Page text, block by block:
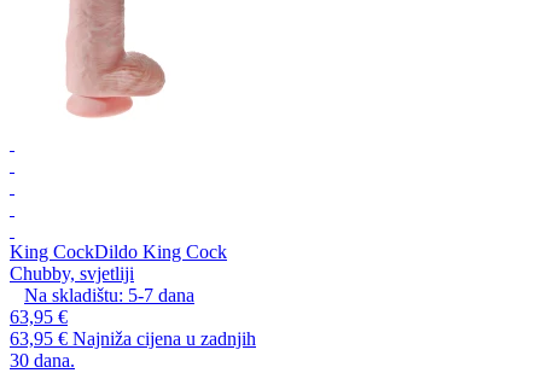
King CockDildo King Cock
Chubby, svjetliji
Na skladištu: 5-7 dana
63,95 €
63,95 € Najniža cijena u zadnjih
30 dana.